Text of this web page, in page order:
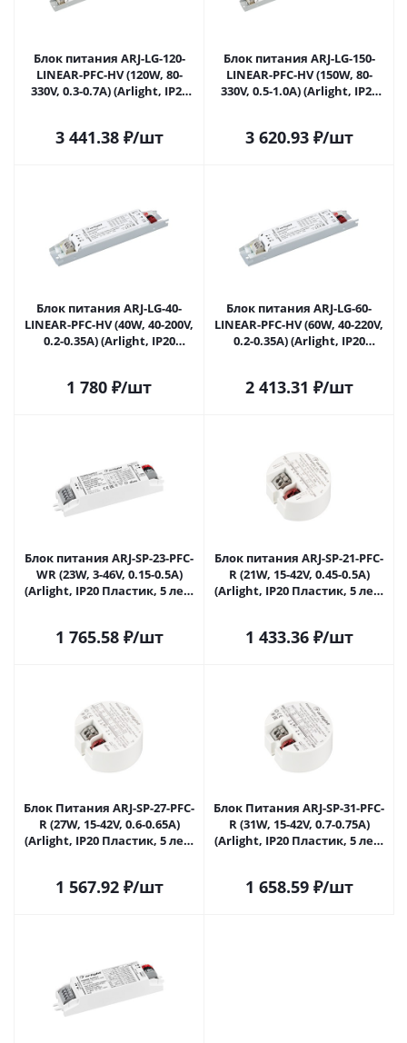
Блок питания ARJ-LG-120-
LINEAR-PFC-HV (120W, 80-
330V, 0.3-0.7A) (Arlight, IP20
3 441.38₽/шт
Блок питания ARJ-LG-150-
LINEAR-PFC-HV (150W, 80-
330V, 0.5-1.0A) (Arlight, IP20
3 620.93₽/шт
Блок питания ARJ-LG-40-
LINEAR-PFC-HV (40W, 40-200V,
0.2-0.35A) (Arlight, IP20
1 780 ₽/шт
Блок питания ARJ-LG-60-
LINEAR-PFC-HV (60W, 40-220V,
0.2-0.35A) (Arlight, IP20
2 413.31 ₽/шт
Блок питания ARJ-SP-23-PFC-
WR (23W, 3-46V, 0.15-0.5A)
(Arlight, IP20 Пластик, 5 лет)
1 765.58₽/шт
Блок питания ARJ-SP-21-PFC-
R (21W, 15-42V, 0.45-0.5A)
(Arlight, IP20 Пластик, 5 лет)
1 433.36₽/шт
Блок Питания ARJ-SP-27-PFC-
R (27W, 15-42V, 0.6-0.65A)
(Arlight, IP20 Пластик, 5 лет)
1 567.92₽/шт
Блок Питания ARJ-SP-31-PFC-
R (31W, 15-42V, 0.7-0.75A)
(Arlight, IP20 Пластик, 5 лет)
1 658.59₽/шт